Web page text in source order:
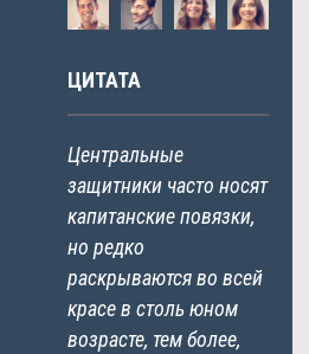
ЦИТАТА
Центральные
защитники часто носят
капитанские повязки,
но редко
раскрываются во всей
красе в столь юном
возрасте, тем более,